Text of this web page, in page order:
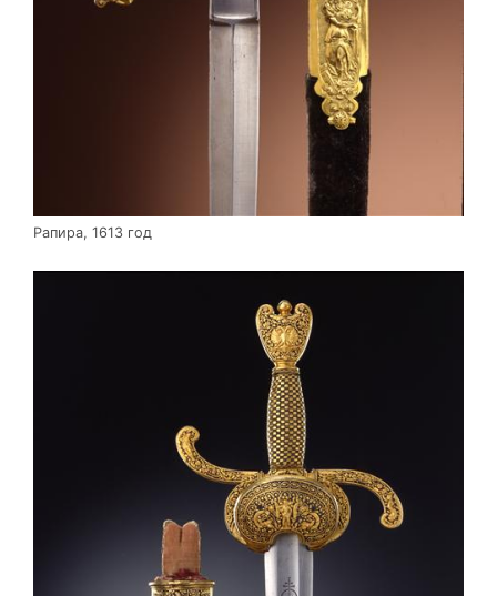
Рапира, 1613 год